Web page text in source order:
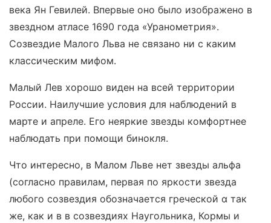
века Ян Гевилей. Впервые оно было изображено в
звездном атласе 1690 года «Уранометрия».
Созвездие Малого Льва не связано ни с каким
классическим мифом.
Малый Лев хорошо виден на всей территории
России. Наилучшие условия для наблюдений в
марте и апреле. Его неяркие звезды комфортнее
наблюдать при помощи бинокля.
Что интересно, в Малом Льве нет звезды альфа
(согласно правилам, первая по яркости звезда
любого созвездия обозначается греческой α так
же, как и в в созвездиях Наугольника, Кормы и